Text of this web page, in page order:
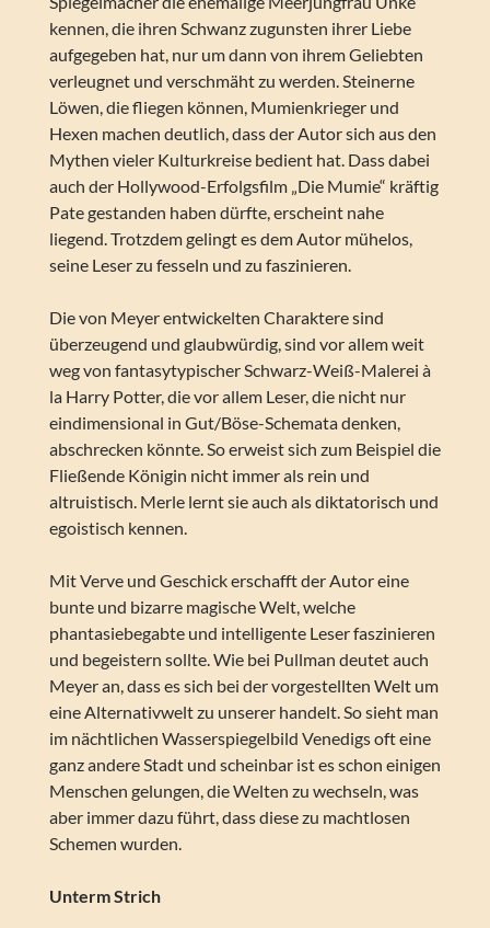
kennen, die ihren Schwanz zugunsten ihrer Liebe
aufgegeben hat, nur um dann von ihrem Geliebten
verleugnet und verschmäht zu werden. Steinerne
Löwen, die fliegen können, Mumienkrieger und
Hexen machen deutlich, dass der Autor sich aus den
Mythen vieler Kulturkreise bedient hat. Dass dabei
auch der Hollywood-Erfolgsfilm „Die Mumie“ kräftig
Pate gestanden haben dürfte, erscheint nahe
liegend. Trotzdem gelingt es dem Autor mühelos,
seine Leser zu fesseln und zu faszinieren.
Die von Meyer entwickelten Charaktere sind
überzeugend und glaubwürdig, sind vor allem weit
weg von fantasytypischer Schwarz-Weiß-Malerei à
la Harry Potter, die vor allem Leser, die nicht nur
eindimensional in Gut/Böse-Schemata denken,
abschrecken könnte. So erweist sich zum Beispiel die
Fließende Königin nicht immer als rein und
altruistisch. Merle lernt sie auch als diktatorisch und
egoistisch kennen.
Mit Verve und Geschick erschafft der Autor eine
bunte und bizarre magische Welt, welche
phantasiebegabte und intelligente Leser faszinieren
und begeistern sollte. Wie bei Pullman deutet auch
Meyer an, dass es sich bei der vorgestellten Welt um
eine Alternativwelt zu unserer handelt. So sieht man
im nächtlichen Wasserspiegelbild Venedigs oft eine
ganz andere Stadt und scheinbar ist es schon einigen
Menschen gelungen, die Welten zu wechseln, was
aber immer dazu führt, dass diese zu machtlosen
Schemen wurden.
Unterm Strich